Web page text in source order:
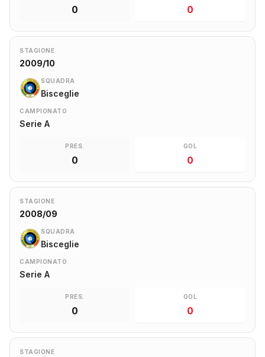
0 0
STAGIONE
2009/10
SQUADRA
Bisceglie
CAMPIONATO
Serie A
PRES.
0
GOL
0
STAGIONE
2008/09
SQUADRA
Bisceglie
CAMPIONATO
Serie A
PRES.
0
GOL
0
STAGIONE